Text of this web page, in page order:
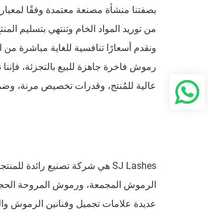
ونقدم أسعارًا تنافسية للغاية مباشرة
عالية للمُنتج، وقدرات تخصيص مرنة،
الرموش المجمعة، ورموش المروحة
عديدة علامات تجميل وفنانين الرموش